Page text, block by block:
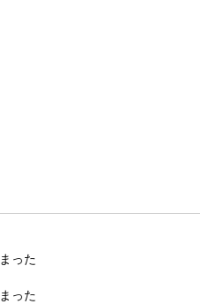
まった
まった